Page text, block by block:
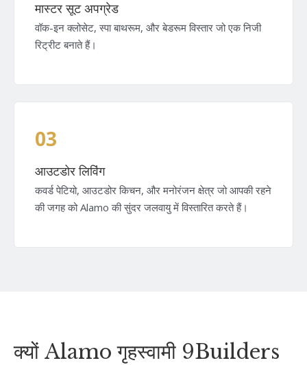
मास्टर सूट अपग्रेड
वॉक-इन क्लोसेट, स्पा बाथरूम, और बेडरूम विस्तार जो एक निजी
रिट्रीट बनाते हैं।
03
आउटडोर लिविंग
कवर्ड पेटियो, आउटडोर किचन, और मनोरंजन क्षेत्र जो आपकी रहने
की जगह को Alamo की सुंदर जलवायु में विस्तारित करते हैं।
क्यों Alamo गृहस्वामी 9Builders